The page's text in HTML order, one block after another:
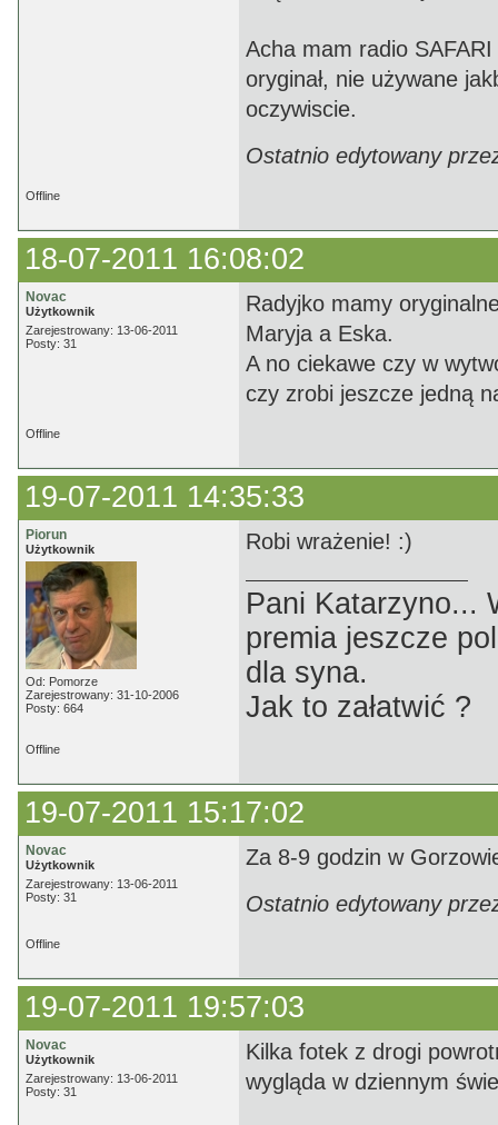
Acha mam radio
oryginał, nie używane
oczywiscie.
Ostatnio edytowany
Offline
18-07-2011 16:08:02
Novac
Użytkownik
Zarejestrowany: 13-06-2011
Posty: 31
Radyjko mamy
Maryja a Eska.
A no ciekawe czy w
czy zrobi jeszcze jedną
Offline
19-07-2011 14:35:33
Piorun
Użytkownik
Od: Pomorze
Zarejestrowany: 31-10-2006
Posty: 664
Robi wrażenie! :)
Pani Katarzyno...
premia jeszcze
dla syna.
Jak to załatwić ?
Offline
19-07-2011 15:17:02
Novac
Użytkownik
Zarejestrowany: 13-06-2011
Posty: 31
Za 8-9 godzin w
Ostatnio edytowany
Offline
19-07-2011 19:57:03
Novac
Użytkownik
Zarejestrowany: 13-06-2011
Posty: 31
Kilka fotek z drogi
wygląda w dziennym